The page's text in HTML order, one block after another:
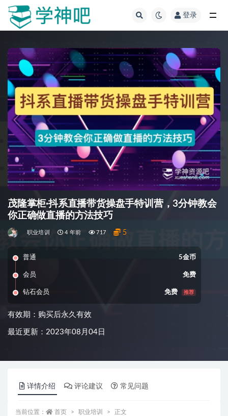
登录
茂隆掌柜·抖系直播带货操盘手特训营，3分钟教会
你正确做直播的方法技巧
职业培训 4 年前 717 5
普通 5金币
会员 免费
钻石会员 免费 推荐
有效期：购买后永久有效
最近更新：2023年08月04日
详情介绍 评论建议 常见问题
当前位置： 首页 职业培训 正文